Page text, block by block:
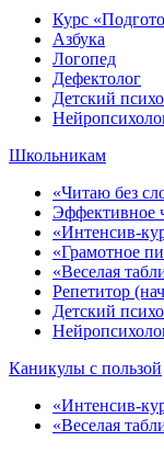
Курс
Азбука
Логопед
Дефектолог
Детский
Школьникам
«Читаю без
Эффективное
«Интенсив-
«Грамотное
«Веселая
Репетитор
Детский
Каникулы с пользой
«Интенсив-
«Веселая